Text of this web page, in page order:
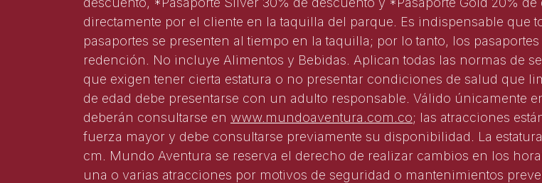
directamente por el cliente en la taquilla del parque. Es indispensable que
pasaportes se presenten al tiempo en la taquilla; por lo tanto, los
redención. No incluye Alimentos y Bebidas. Aplican todas las normas de
que exigen tener cierta estatura o no presentar condiciones de salud que
de edad debe presentarse con un adulto responsable. Válido únicamente
deberán consultarse en www.mundoaventura.com.co; las atracciones
fuerza mayor y debe consultarse previamente su disponibilidad. La
cm. Mundo Aventura se reserva el derecho de realizar cambios en los
una o varias atracciones por motivos de seguridad o mantenimientos